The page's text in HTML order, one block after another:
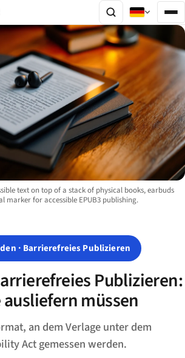
text on top of a stack of physical books, earbuds
marker for accessible EPUB3 publishing.
· Barrierefreies Publizieren
Publizieren:
müssen
an dem Verlage unter dem
Act gemessen werden.